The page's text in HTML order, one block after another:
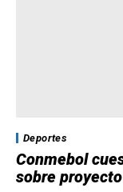
Deportes
Conmebol
sobre